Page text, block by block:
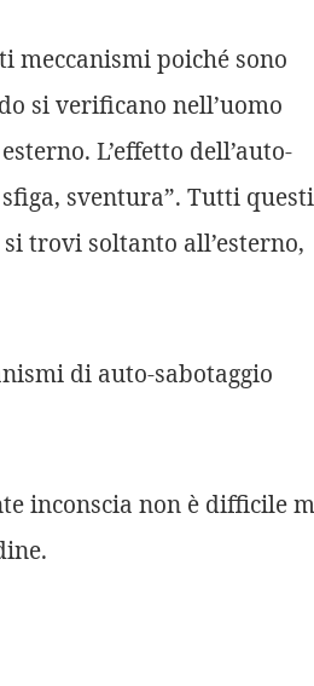
meccanismi poiché sono
si verificano nell’uomo
L’effetto dell’auto-
sventura”. Tutti questi
trovi soltanto all’esterno,
di auto-sabotaggio
inconscia non è difficile